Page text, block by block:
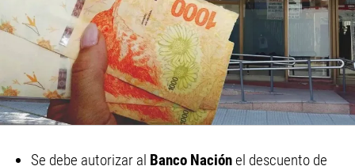
Se debe autorizar al Banco Naciónel descuento de